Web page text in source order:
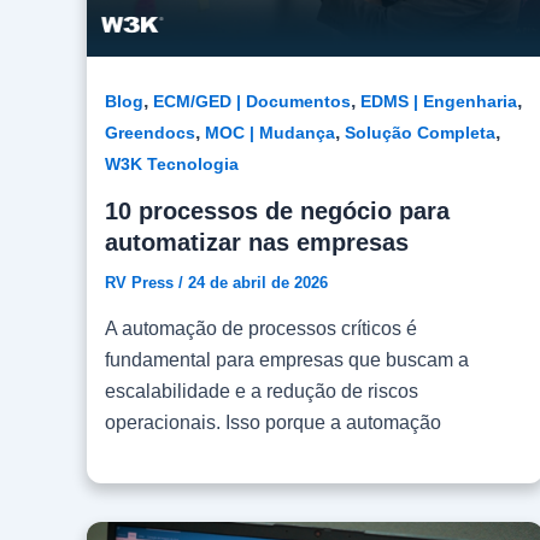
Blog, ECM/GED | Documentos, EDMS | Engenharia,
Greendocs, MOC | Mudança, Solução Completa,
W3K Tecnologia
10 processos de negócio para
automatizar nas empresas
RV Press / 24 de abril de 2026
A automação de processos críticos é
fundamental para empresas que buscam a
escalabilidade e a redução de riscos
operacionais. Isso porque a automação
reduzindo custos operacionais. Em um mundo